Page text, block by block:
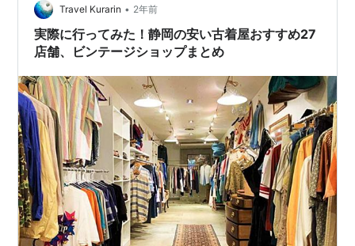
Travel Kurarin • 2年前
実際に行ってみた！静岡の安い古着屋おすすめ27
店舗、ビンテージショップまとめ